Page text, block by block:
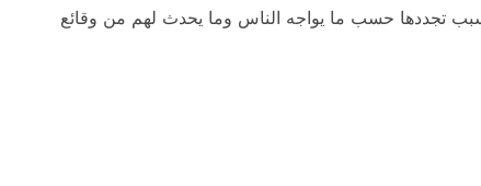
تجددها حسب ما يواجه الناس وما يحدث لهم من وقائع